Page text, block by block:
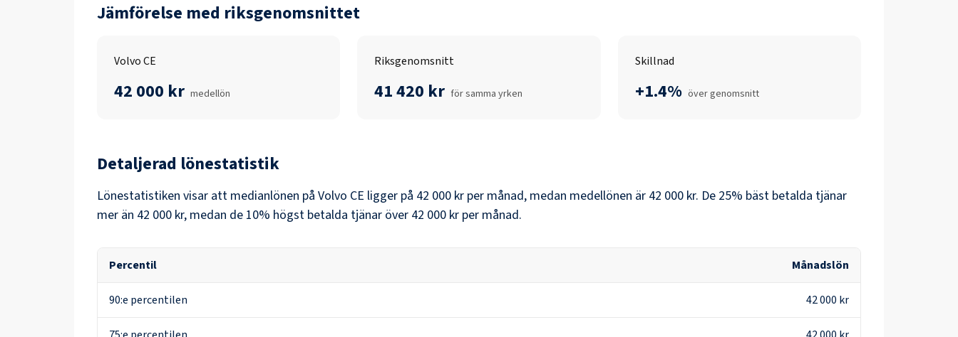
Jämförelse med riksgenomsnittet
Volvo CE
42 000 kr medellön
Riksgenomsnitt
41 420 kr för samma yrken
Skillnad
+1.4% över genomsnitt
Detaljerad lönestatistik
Lönestatistiken visar att medianlönen på Volvo CE ligger på 42 000 kr per månad, medan medellönen är 42 000 kr. De 25% bäst betalda tjänar
mer än 42 000 kr, medan de 10% högst betalda tjänar över 42 000 kr per månad.
Percentil Månadslön
90:e percentilen 42 000 kr